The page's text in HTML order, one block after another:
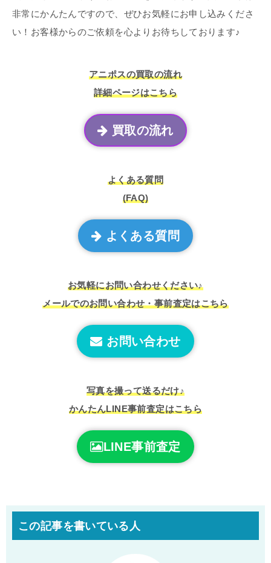
非常にかんたんですので、ぜひお気軽にお申し込みくださ
い！お客様からのご依頼を心よりお待ちしております♪
アニポスの買取の流れ
詳細ページはこちら
買取の流れ
よくある質問
(FAQ)
よくある質問
お気軽にお問い合わせください♪
メールでのお問い合わせ・事前査定はこちら
お問い合わせ
写真を撮って送るだけ♪
かんたんLINE事前査定はこちら
LINE事前査定
この記事を書いている人